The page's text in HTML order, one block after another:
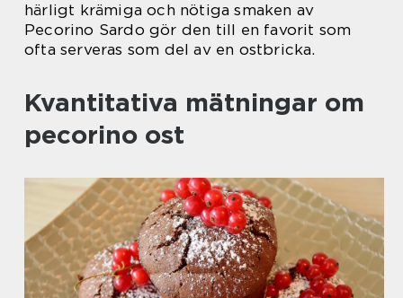
härligt krämiga och nötiga smaken av
Pecorino Sardo gör den till en favorit som
ofta serveras som del av en ostbricka.
Kvantitativa mätningar om
pecorino ost